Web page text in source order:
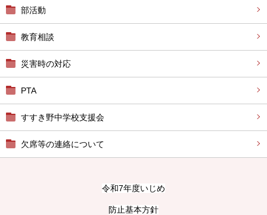
部活動
教育相談
災害時の対応
PTA
すすき野中学校支援会
欠席等の連絡について
令和7年度いじめ
防止基本方針